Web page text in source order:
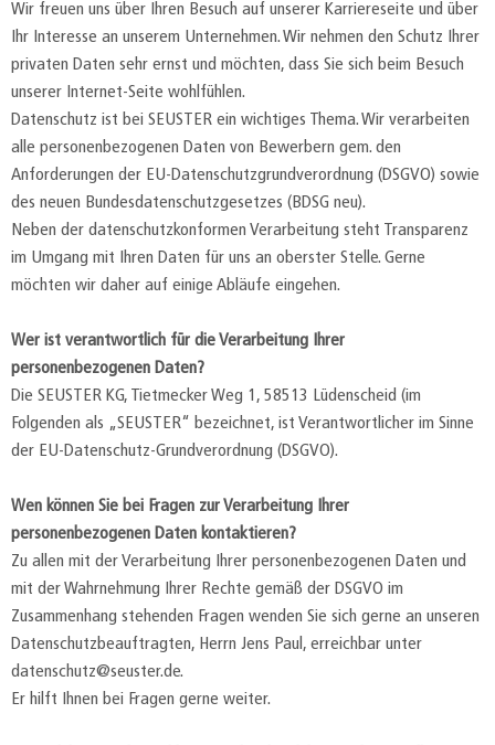
Wir freuen uns über Ihren Besuch auf unserer Karriereseite und über
Ihr Interesse an unserem Unternehmen. Wir nehmen den Schutz Ihrer
privaten Daten sehr ernst und möchten, dass Sie sich beim Besuch
unserer Internet-Seite wohlfühlen.
Datenschutz ist bei SEUSTER ein wichtiges Thema. Wir verarbeiten
alle personenbezogenen Daten von Bewerbern gem. den
Anforderungen der EU-Datenschutzgrundverordnung (DSGVO) sowie
des neuen Bundesdatenschutzgesetzes (BDSG neu).
Neben der datenschutzkonformen Verarbeitung steht Transparenz
im Umgang mit Ihren Daten für uns an oberster Stelle. Gerne
möchten wir daher auf einige Abläufe eingehen.
Wer ist verantwortlich für die Verarbeitung Ihrer
personenbezogenen Daten?
Die SEUSTER KG, Tietmecker Weg 1, 58513 Lüdenscheid (im
Folgenden als „SEUSTER“ bezeichnet, ist Verantwortlicher im Sinne
der EU-Datenschutz-Grundverordnung (DSGVO).
Wen können Sie bei Fragen zur Verarbeitung Ihrer
personenbezogenen Daten kontaktieren?
Zu allen mit der Verarbeitung Ihrer personenbezogenen Daten und
mit der Wahrnehmung Ihrer Rechte gemäß der DSGVO im
Zusammenhang stehenden Fragen wenden Sie sich gerne an unseren
Datenschutzbeauftragten, Herrn Jens Paul, erreichbar unter
datenschutz@seuster.de.
Er hilft Ihnen bei Fragen gerne weiter.